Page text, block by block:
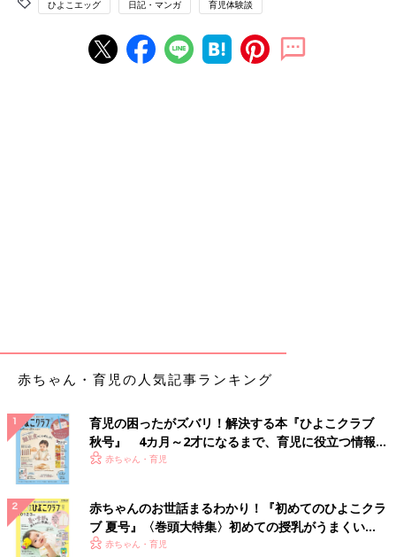
ひよこエッグ 日記・マンガ 育児体験談
赤ちゃん・育児の人気記事ランキング
育児の困ったがズバリ！解決する本『ひよこクラブ
秋号』 4カ月～2才になるまで、育児に役立つ情報が
いっぱい！
赤ちゃん・育児
赤ちゃんのお世話まるわかり！『初めてのひよこクラ
ブ 夏号』〈巻頭大特集〉初めての授乳がうまくい
く！ おっぱい・ミルクの基本と夏のトラブル 解決テ
赤ちゃん・育児